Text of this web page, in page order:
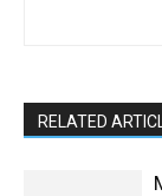
RELATED